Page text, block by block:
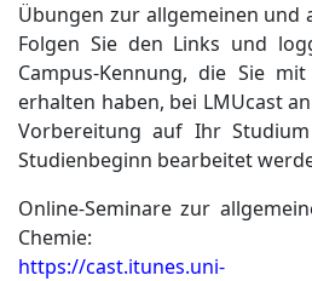
Übungen zur allgemeinen und
Folgen Sie den Links und
Campus-Kennung, die Sie
erhalten haben, bei LMUcast
Vorbereitung auf Ihr
Studienbeginn bearbeitet
Online-Seminare zur
Chemie:
https://cast.itunes.uni-